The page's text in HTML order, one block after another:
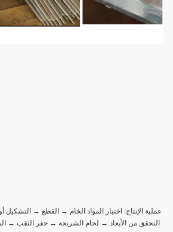
عملية الإنتاج: اختبار المواد الخام → القطع → التشكيل